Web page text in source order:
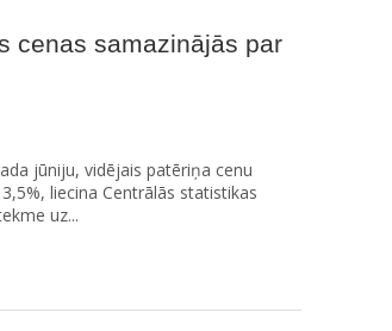
cenas samazinājās par
jūniju, vidējais patēriņa cenu
liecina Centrālās statistikas
uz...